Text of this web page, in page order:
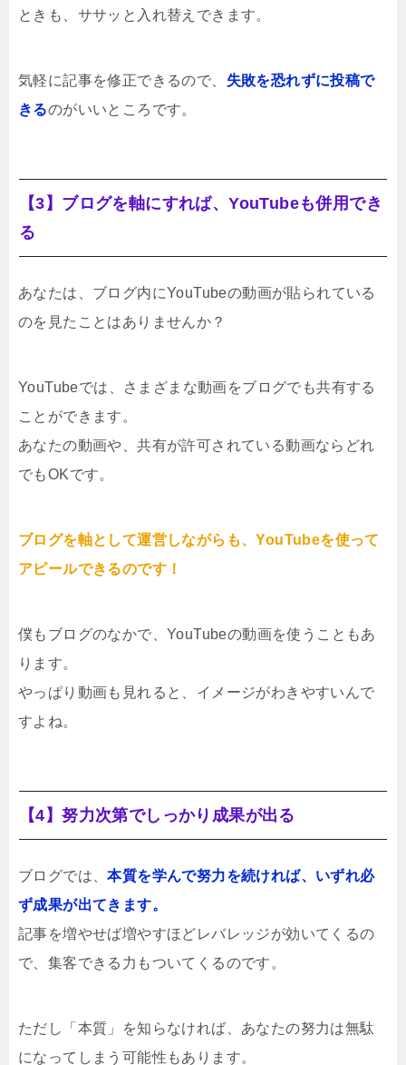
ときも、ササッと入れ替えできます。
気軽に記事を修正できるので、 失敗を恐れずに投稿で
きるのがいいところです。
【3】ブログを軸にすれば、YouTubeも併用でき
る
あなたは、ブログ内にYouTubeの動画が貼られている
のを見たことはありませんか？
YouTubeでは、さまざまな動画をブログでも共有する
ことができます。
あなたの動画や、共有が許可されている動画ならどれ
でもOKです。
ブログを軸として運営しながらも、YouTubeを使って
アピールできるのです！
僕もブログのなかで、YouTubeの動画を使うこともあ
ります。
やっぱり動画も見れると、イメージがわきやすいんで
すよね。
【4】努力次第でしっかり成果が出る
ブログでは、本質を学んで努力を続ければ、いずれ必
ず成果が出てきます。
記事を増やせば増やすほどレバレッジが効いてくるの
で、集客できる力もついてくるのです。
ただし「本質」を知らなければ、あなたの努力は無駄
になってしまう可能性もあります。